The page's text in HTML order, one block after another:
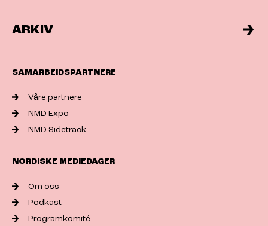
ARKIV
SAMARBEIDSPARTNERE
Våre partnere
NMD Expo
NMD Sidetrack
NORDISKE MEDIEDAGER
Om oss
Podkast
Programkomité